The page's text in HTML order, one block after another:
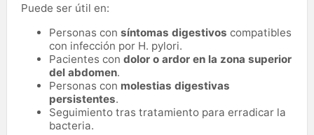
Puede ser útil en:
Personas con síntomas digestivos compatibles
con infección por H. pylori.
Pacientes con dolor o ardor en la zona superior
del abdomen.
Personas con molestias digestivas
persistentes.
Seguimiento tras tratamiento para erradicar la
bacteria.